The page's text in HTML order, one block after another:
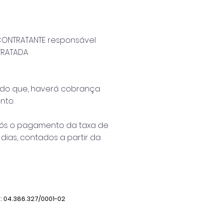
responsável
que, haverá cobrança
o pagamento da taxa de
contados a partir da
04.386.327/0001-02